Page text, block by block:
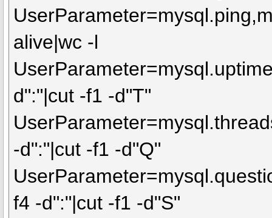
alive|wc -l
d":"|cut -f1 -d"T"
-d":"|cut -f1 -d"Q"
f4 -d":"|cut -f1 -d"S"